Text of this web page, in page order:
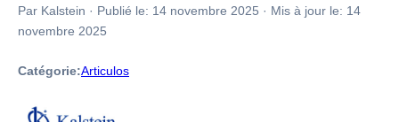
Par Kalstein · Publié le: 14 novembre 2025 · Mis à jour le: 14
novembre 2025
Catégorie:Articulos